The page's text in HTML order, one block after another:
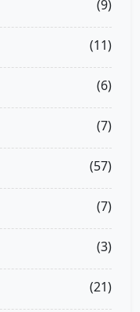
(9)
(11)
(6)
(7)
(57)
(7)
(3)
(21)